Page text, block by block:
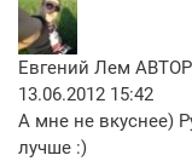
Евгений Лем АВТОР
13.06.2012 15:42
А мне не вкуснее)
лучше :)